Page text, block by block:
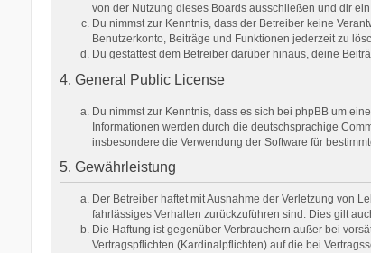
von der Nutzung dieses Boards ausschließen und dir
Du nimmst zur Kenntnis, dass der Betreiber keine
Benutzerkonto, Beiträge und Funktionen jederzeit zu
Du gestattest dem Betreiber darüber hinaus, deine
4. General Public License
Du nimmst zur Kenntnis, dass es sich bei phpBB um eine
Informationen werden durch die deutschsprachige
insbesondere die Verwendung der Software für
5. Gewährleistung
Der Betreiber haftet mit Ausnahme der Verletzung von
fahrlässiges Verhalten zurückzuführen sind. Dies gilt
Die Haftung ist gegenüber Verbrauchern außer bei
Vertragspflichten (Kardinalpflichten) auf die bei